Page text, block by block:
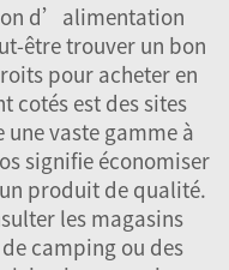
d’alimentation
être trouver un bon
pour acheter en
cotés est des sites
vaste gamme à
signifie économiser
produit de qualité.
les magasins
camping ou des